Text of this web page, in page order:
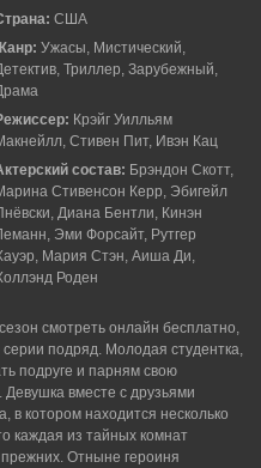
США
Ужасы, Мистический,
Триллер, Зарубежный,
Крэйг Уилльям
Стивен Пит, Ивэн Кац
состав: Брэндон Скотт,
Стивенсон Керр, Эбигейл
Диана Бентли, Кинэн
Эми Форсайт, Рутгер
Мария Стэн, Аиша Ди,
Роден
смотреть онлайн бесплатно,
подряд. Молодая студентка,
подруге и парням свою
Девушка вместе с друзьями
в котором находится несколько
каждая из тайных комнат
Отныне героиня